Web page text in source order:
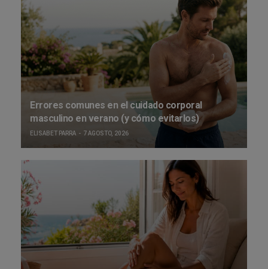
Errores comunes en el cuidado corporal
masculino en verano (y cómo evitarlos)
ELISABET PARRA 7 AGOSTO, 2026